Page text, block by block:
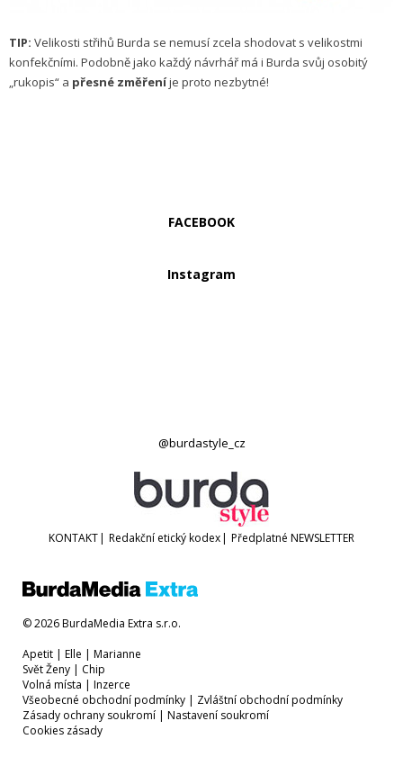
TIP: Velikosti střihů Burda se nemusí zcela shodovat s velikostmi
konfekčními. Podobně jako každý návrhář má i Burda svůj osobitý
„rukopis“ a přesné změřeníje proto nezbytné!
FACEBOOK
Instagram
@burdastyle_cz
KONTAKT| Redakční etický kodex| Předplatné NEWSLETTER
© 2026 BurdaMedia Extra s.r.o.
Apetit | Elle | Marianne
Svět Ženy | Chip
Volná místa | Inzerce
Všeobecné obchodní podmínky | Zvláštní obchodní podmínky
Zásady ochrany soukromí | Nastavení soukromí
Cookies zásady